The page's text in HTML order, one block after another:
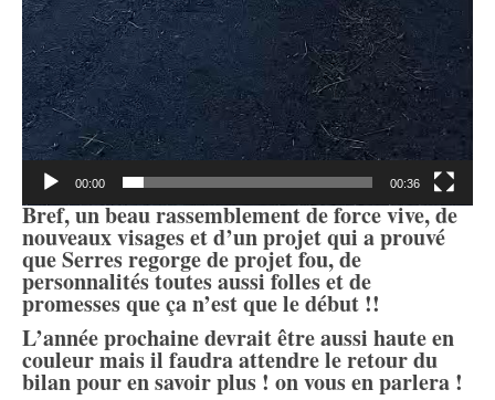
00:00 00:36
Bref, un beau rassemblement de force vive, de
nouveaux visages et d’un projet qui a prouvé
que Serres regorge de projet fou, de
personnalités toutes aussi folles et de
promesses que ça n’est que le début !!
L’année prochaine devrait être aussi haute en
couleur mais il faudra attendre le retour du
bilan pour en savoir plus ! on vous en parlera !